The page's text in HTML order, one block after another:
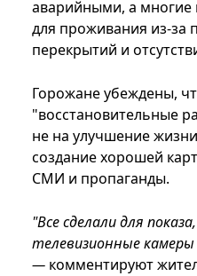
аварийными, а многие
для проживания из-за
перекрытий и
Горожане убеждены,
"восстановительные
не на улучшение
создание хорошей
СМИ и пропаганды.
"Все сделали для
телевизионные камеры
— комментируют